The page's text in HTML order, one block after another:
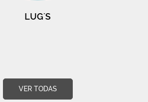
LUG´S
VER TODAS